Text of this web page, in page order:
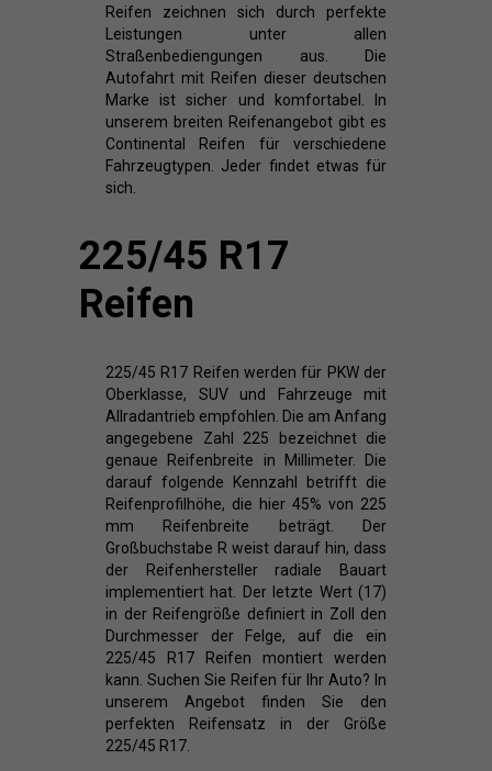
Reifen zeichnen sich durch perfekte
Leistungen unter allen
Straßenbediengungen aus. Die
Autofahrt mit Reifen dieser deutschen
Marke ist sicher und komfortabel. In
unserem breiten Reifenangebot gibt es
Continental Reifen für verschiedene
Fahrzeugtypen. Jeder findet etwas für
sich.
225/45 R17
Reifen
225/45 R17 Reifen werden für PKW der
Oberklasse, SUV und Fahrzeuge mit
Allradantrieb empfohlen. Die am Anfang
angegebene Zahl 225 bezeichnet die
genaue Reifenbreite in Millimeter. Die
darauf folgende Kennzahl betrifft die
Reifenprofilhöhe, die hier 45% von 225
mm Reifenbreite beträgt. Der
Großbuchstabe R weist darauf hin, dass
der Reifenhersteller radiale Bauart
implementiert hat. Der letzte Wert (17)
in der Reifengröße definiert in Zoll den
Durchmesser der Felge, auf die ein
225/45 R17 Reifen montiert werden
kann. Suchen Sie Reifen für Ihr Auto? In
unserem Angebot finden Sie den
perfekten Reifensatz in der Größe
225/45 R17.